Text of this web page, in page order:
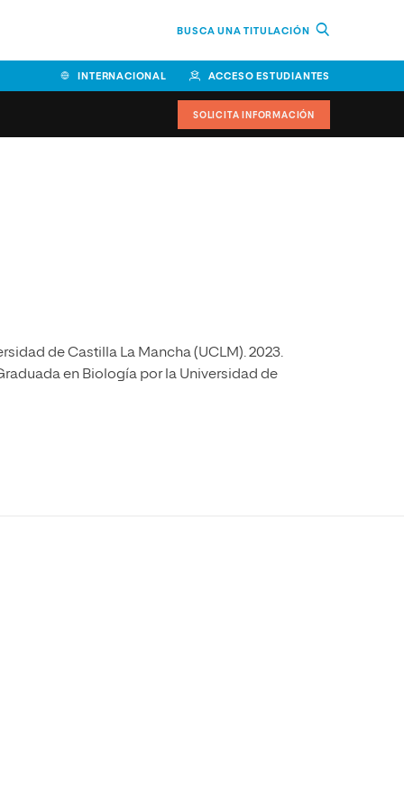
BUSCA UNA TITULACIÓN
INTERNACIONAL ACCESO ESTUDIANTES
Escuela Superior de Ingeniería
y Tecnología (ESIT)
SOLICITA INFORMACIÓN
de Castilla La Mancha (UCLM). 2023.
en Biología por la Universidad de